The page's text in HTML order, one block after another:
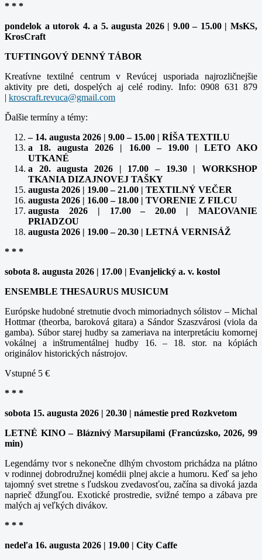
* * *
pondelok a utorok 4. a 5. augusta 2026 | 9.00 – 15.00 | MsKS,
KrosCraft
TUFTINGOVÝ DENNÝ TÁBOR
Kreatívne textilné centrum v Revúcej usporiada najrozličnejšie
aktivity pre deti, dospelých aj celé rodiny. Info: 0908 631 879
|
Ďalšie termíny a témy:
– 14. augusta 2026 | 9.00 – 15.00 | RÍŠA TEXTILU
a 18. augusta 2026 | 16.00 – 19.00 | LETO AKO
UTKANÉ
a 20. augusta 2026 | 17.00 – 19.30 | WORKSHOP
TKANIA DIZAJNOVEJ TAŠKY
augusta 2026 | 19.00 – 21.00 | TEXTILNÝ VEČER
augusta 2026 | 16.00 – 18.00 | TVORENIE Z FILCU
augusta 2026 | 17.00 – 20.00 | MAĽOVANIE
PRIADZOU
augusta 2026 | 19.00 – 20.30 | LETNÁ VERNISÁŽ
* * *
sobota 8. augusta 2026 | 17.00 | Evanjelický a. v. kostol
ENSEMBLE THESAURUS MUSICUM
Európske hudobné stretnutie dvoch mimoriadnych sólistov – Michal
Hottmar (theorba, baroková gitara) a Sándor Szaszvárosi (viola da
gamba). Súbor starej hudby sa zameriava na interpretáciu komornej
vokálnej a inštrumentálnej hudby 16. – 18. stor. na kópiách
originálov historických nástrojov.
Vstupné 5 €
* * *
sobota 15. augusta 2026 | 20.30 | námestie pred Rozkvetom
LETNÉ KINO – Bláznivý Marsupilami (Francúzsko, 2026, 99
min)
Legendárny tvor s nekonečne dlhým chvostom prichádza na plátno
v rodinnej dobrodružnej komédii plnej akcie a humoru. Keď sa jeho
tajomný svet stretne s ľudskou zvedavosťou, začína sa divoká jazda
naprieč džungľou. Exotické prostredie, svižné tempo a zábava pre
malých aj veľkých divákov.
* * *
nedeľa 16. augusta 2026 | 19.00 | City Caffe